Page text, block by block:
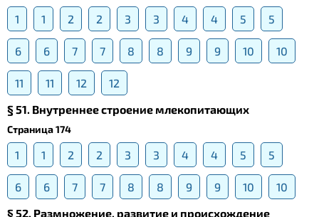
1 1 2 2 3 3 4 4 5 5
6 6 7 7 8 8 9 9 10 10
11 11 12
12
§ 51. Внутреннее строение млекопитающих
Страница 174
1 1 2 2 3 3 4 4 5 5
6 6 7 7 8 8 9 9 10
10
§ 52. Размножение, развитие и происхождение